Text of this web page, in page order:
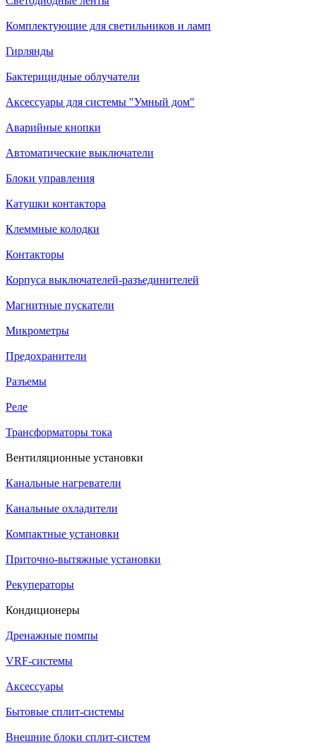
Комплектующие для светильников и ламп
Гирлянды
Бактерицидные облучатели
Аксессуары для системы "Умный дом"
Аварийные кнопки
Автоматические выключатели
Блоки управления
Катушки контактора
Клеммные колодки
Контакторы
Корпуса выключателей-разъединителей
Магнитные пускатели
Микрометры
Предохранители
Разъемы
Реле
Трансформаторы тока
Вентиляционные установки
Канальные нагреватели
Канальные охладители
Компактные установки
Приточно-вытяжные установки
Рекуператоры
Кондиционеры
Дренажные помпы
VRF-системы
Аксессуары
Бытовые сплит-системы
Внешние блоки сплит-систем